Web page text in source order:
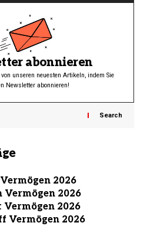
abonnieren
unseren neuesten Artikeln, indem Sie
Newsletter abonnieren!
Search
2026
Vermögen 2026
2026
Vermögen 2026